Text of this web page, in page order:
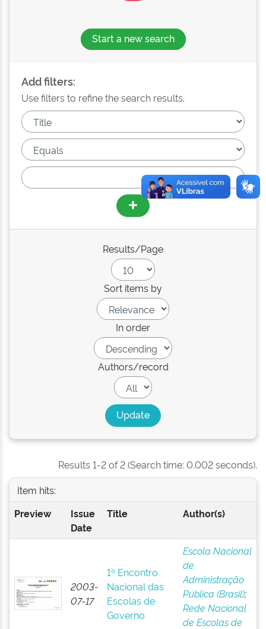
Start a new search
Add filters:
Use filters to refine the search results.
Results/Page
Sort items by
In order
Authors/record
Results 1-2 of 2 (Search time: 0.002 seconds).
Item hits:
Preview
Issue
Date
Title Author(s)
2003-
07-17
1º Encontro
Nacional das
Escolas de
Governo
Escola Nacional
de
Administração
Pública (Brasil);
Rede Nacional
de Escolas de